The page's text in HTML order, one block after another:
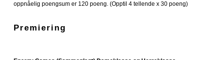
oppnåelig poengsum er 120 poeng. (Opptil 4 tellende x 30 poeng)
Premiering